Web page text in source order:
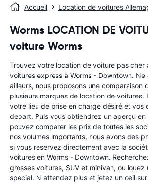
Accueil Location de voitures
Worms LOCATION DE
voiture Worms
Trouvez votre location de voiture pas cher
voitures express à Worms - Downtown. Ne
ailleurs, nous proposons une comparaison
plusieurs marques de location de voitures.
votre lieu de prise en charge désiré et vos
depart. Puis vous obtiendrez un aperçu en
pouvez comparer les prix de toutes les
nos volumes importants, nous avons des
si vous reservez directement avec la
voitures en Worms - Downtown.
grosses voitures, SUV et minivan, ou louez
special. N attendez plus et jetez un oeil